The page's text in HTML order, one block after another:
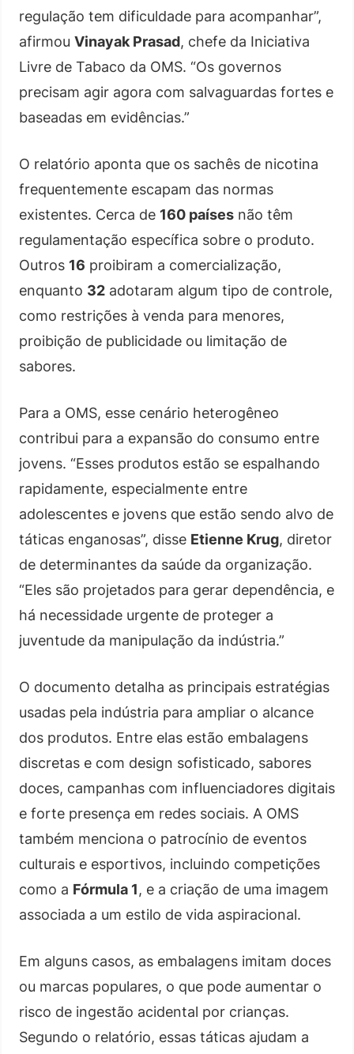
regulação tem dificuldade para acompanhar”,
afirmou Vinayak Prasad, chefe da Iniciativa
Livre de Tabaco da OMS. “Os governos
precisam agir agora com salvaguardas fortes e
baseadas em evidências.”
O relatório aponta que os sachês de nicotina
frequentemente escapam das normas
existentes. Cerca de 160 países não têm
regulamentação específica sobre o produto.
Outros 16 proibiram a comercialização,
enquanto 32 adotaram algum tipo de controle,
como restrições à venda para menores,
proibição de publicidade ou limitação de
sabores.
Para a OMS, esse cenário heterogêneo
contribui para a expansão do consumo entre
jovens. “Esses produtos estão se espalhando
rapidamente, especialmente entre
adolescentes e jovens que estão sendo alvo de
táticas enganosas”, disse Etienne Krug, diretor
de determinantes da saúde da organização.
“Eles são projetados para gerar dependência, e
há necessidade urgente de proteger a
juventude da manipulação da indústria.”
O documento detalha as principais estratégias
usadas pela indústria para ampliar o alcance
dos produtos. Entre elas estão embalagens
discretas e com design sofisticado, sabores
doces, campanhas com influenciadores digitais
e forte presença em redes sociais. A OMS
também menciona o patrocínio de eventos
culturais e esportivos, incluindo competições
como a Fórmula 1, e a criação de uma imagem
associada a um estilo de vida aspiracional.
Em alguns casos, as embalagens imitam doces
ou marcas populares, o que pode aumentar o
risco de ingestão acidental por crianças.
Segundo o relatório, essas táticas ajudam a